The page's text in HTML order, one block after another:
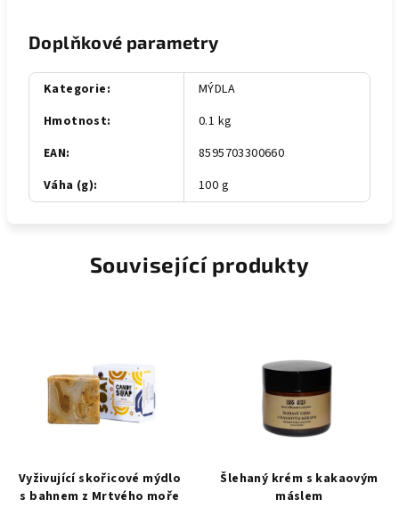
Doplňkové parametry
Kategorie:
MÝDLA
Hmotnost:
0.1 kg
EAN:
8595703300660
Váha (g): 100 g
Související produkty
Vyživující skořicové mýdlo
s bahnem z Mrtvého moře
Šlehaný krém s kakaovým
máslem